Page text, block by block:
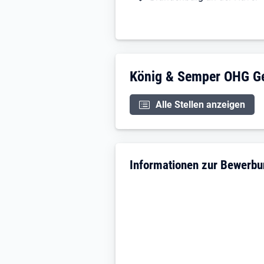
König & Semper OHG
Alle Stellen anzeigen
Informationen zur